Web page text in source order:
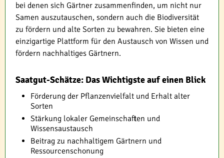
bei denen sich Gärtner zusammenfinden, um nicht nur
Samen auszutauschen, sondern auch die Biodiversität
zu fördern und alte Sorten zu bewahren. Sie bieten eine
einzigartige Plattform für den Austausch von Wissen und
fördern nachhaltiges Gärtnern.
Saatgut-Schätze: Das Wichtigste auf einen Blick
Förderung der Pflanzenvielfalt und Erhalt alter
Sorten
Stärkung lokaler Gemeinschaften und
Wissensaustausch
Beitrag zu nachhaltigem Gärtnern und
Ressourcenschonung